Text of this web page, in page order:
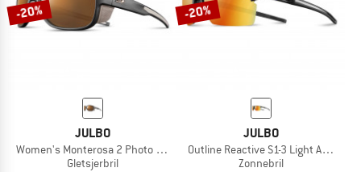
-20%
JULBO
Women's Monterosa 2 Photo + Polar S2-4 (VLT 5-20%)
Gletsjerbril
-20%
JULBO
Outline Reactive S1-3 Light Amplifier
Zonnebril